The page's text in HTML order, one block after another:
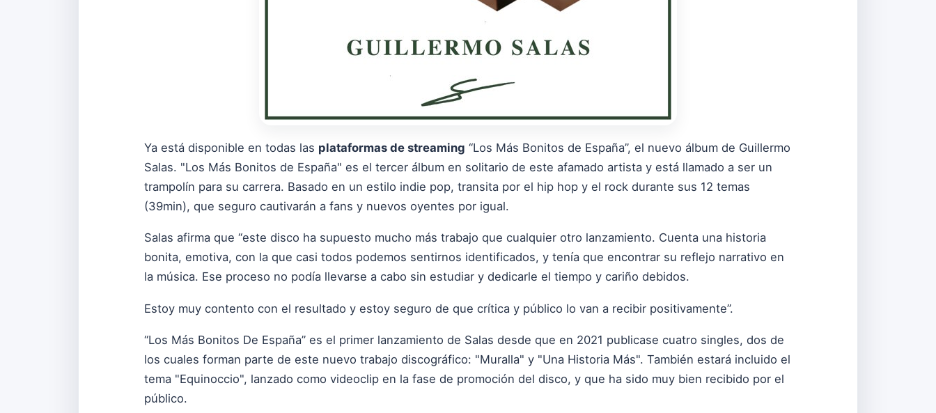
Ya está disponible en todas las plataformas de streaming “Los Más Bonitos de España”, el nuevo álbum de Guillermo
Salas. "Los Más Bonitos de España" es el tercer álbum en solitario de este afamado artista y está llamado a ser un
trampolín para su carrera. Basado en un estilo indie pop, transita por el hip hop y el rock durante sus 12 temas
(39min), que seguro cautivarán a fans y nuevos oyentes por igual.
Salas afirma que “este disco ha supuesto mucho más trabajo que cualquier otro lanzamiento. Cuenta una historia
bonita, emotiva, con la que casi todos podemos sentirnos identificados, y tenía que encontrar su reflejo narrativo en
la música. Ese proceso no podía llevarse a cabo sin estudiar y dedicarle el tiempo y cariño debidos.
Estoy muy contento con el resultado y estoy seguro de que crítica y público lo van a recibir positivamente”.
“Los Más Bonitos De España” es el primer lanzamiento de Salas desde que en 2021 publicase cuatro singles, dos de
los cuales forman parte de este nuevo trabajo discográfico: "Muralla" y "Una Historia Más". También estará incluido el
tema "Equinoccio", lanzado como videoclip en la fase de promoción del disco, y que ha sido muy bien recibido por el
público.